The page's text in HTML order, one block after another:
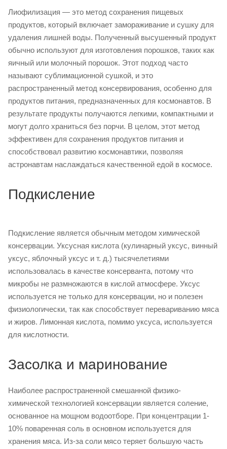
Лиофилизация — это метод сохранения пищевых
продуктов, который включает замораживание и сушку для
удаления лишней воды. Полученный высушенный продукт
обычно используют для изготовления порошков, таких как
яичный или молочный порошок. Этот подход часто
называют сублимационной сушкой, и это
распространенный метод консервирования, особенно для
продуктов питания, предназначенных для космонавтов. В
результате продукты получаются легкими, компактными и
могут долго храниться без порчи. В целом, этот метод
эффективен для сохранения продуктов питания и
способствовал развитию космонавтики, позволяя
астронавтам наслаждаться качественной едой в космосе.
Подкисление
Подкисление является обычным методом химической
консервации. Уксусная кислота (кулинарный уксус, винный
уксус, яблочный уксус и т. д.) тысячелетиями
использовалась в качестве консерванта, потому что
микробы не размножаются в кислой атмосфере. Уксус
используется не только для консервации, но и полезен
физиологически, так как способствует перевариванию мяса
и жиров. Лимонная кислота, помимо уксуса, используется
для кислотности.
Засолка и маринование
Наиболее распространенной смешанной физико-
химической технологией консервации является соление,
основанное на мощном водоотборе. При концентрации 1-
10% поваренная соль в основном используется для
хранения мяса. Из-за соли мясо теряет большую часть